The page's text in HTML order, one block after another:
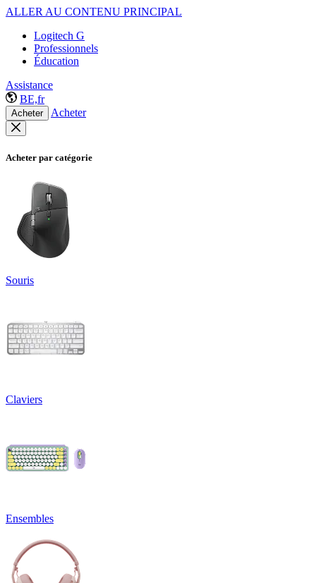
ALLER AU CONTENU PRINCIPAL
Logitech G
Professionnels
Éducation
Assistance
BE,fr
Acheter Acheter
Acheter par catégorie
Souris
Claviers
Ensembles